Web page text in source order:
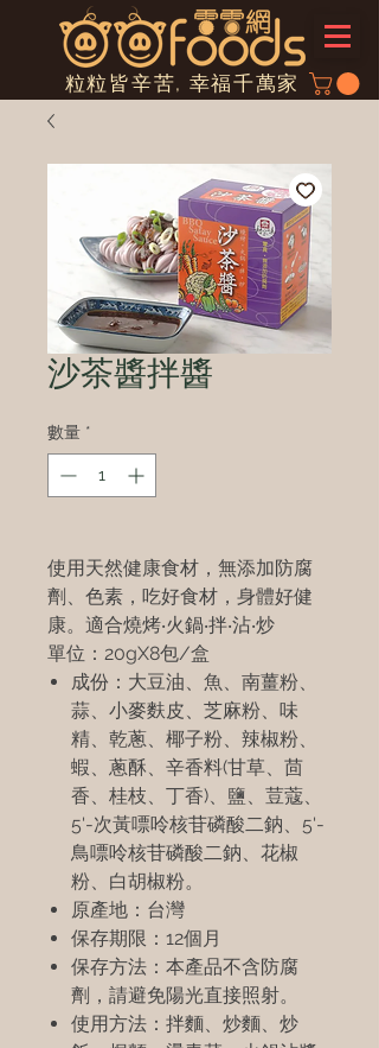
粒粒皆辛苦, 幸福千萬家
沙茶醬拌醬
數量 *
使用天然健康食材，無添加防腐
劑、色素，吃好食材，身體好健
康。適合燒烤‧火鍋‧拌‧沾‧炒
單位：20gX8包/盒
成份：大豆油、魚、南薑粉、
蒜、小麥麩皮、芝麻粉、味
精、乾蔥、椰子粉、辣椒粉、
蝦、蔥酥、辛香料(甘草、茴
香、桂枝、丁香)、鹽、荳蔻、
5'-次黃嘌呤核苷磷酸二鈉、5'-
鳥嘌呤核苷磷酸二鈉、花椒
粉、白胡椒粉。
原產地：台灣
保存期限：12個月
保存方法：本產品不含防腐
劑，請避免陽光直接照射。
使用方法：拌麵、炒麵、炒